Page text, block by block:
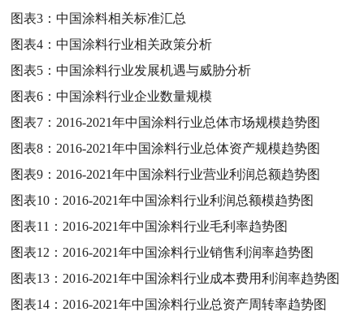
图表3：中国涂料相关标准汇总
图表4：中国涂料行业相关政策分析
图表5：中国涂料行业发展机遇与威胁分析
图表6：中国涂料行业企业数量规模
图表7： 2016-2021年中国涂料行业总体市场规模趋势图
图表8： 2016-2021年中国涂料行业总体资产规模趋势图
图表9： 2016-2021年中国涂料行业营业利润总额趋势图
图表10： 2016-2021年中国涂料行业利润总额模趋势图
图表11： 2016-2021年中国涂料行业毛利率趋势图
图表12： 2016-2021年中国涂料行业销售利润率趋势图
图表13： 2016-2021年中国涂料行业成本费用利润率趋势图
图表14： 2016-2021年中国涂料行业总资产周转率趋势图